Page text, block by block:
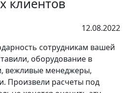
клиентов
12.08.2022
сотрудникам вашей
оборудование в
вежливые менеджеры,
Произвели расчеты под